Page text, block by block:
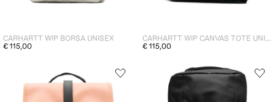
CARHARTT WIP BORSA UNISEX
€ 115,00
CARHARTT WIP CANVAS TOTE UNISEX BORSA NERO
€ 115,00